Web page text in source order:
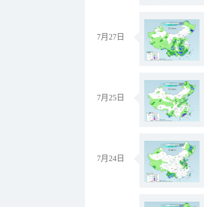
7月27日
7月25日
7月24日